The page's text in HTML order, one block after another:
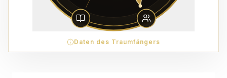
Daten des Traumfängers